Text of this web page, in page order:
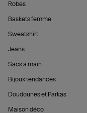
Robes
Baskets femme
Sweatshirt
Jeans
Sacs à main
Bijoux tendances
Doudounes et Parkas
Maison déco